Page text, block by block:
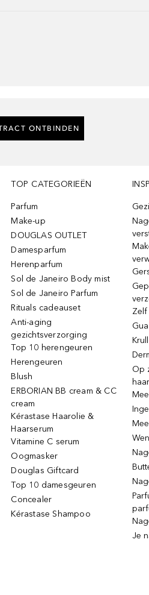
ONTBINDEN
TOP CATEGORIEËN
Parfum
Make-up
DOUGLAS OUTLET
Damesparfum
Herenparfum
Sol de Janeiro Body mist
Sol de Janeiro Parfum
Rituals cadeauset
Anti-aging
gezichtsverzorging
Top 10 herengeuren
Herengeuren
Blush
ERBORIAN BB cream & CC
cream
Kérastase Haarolie &
Haarserum
Vitamine C serum
Oogmasker
Douglas Giftcard
Top 10 damesgeuren
Concealer
Kérastase Shampoo
Op
Je